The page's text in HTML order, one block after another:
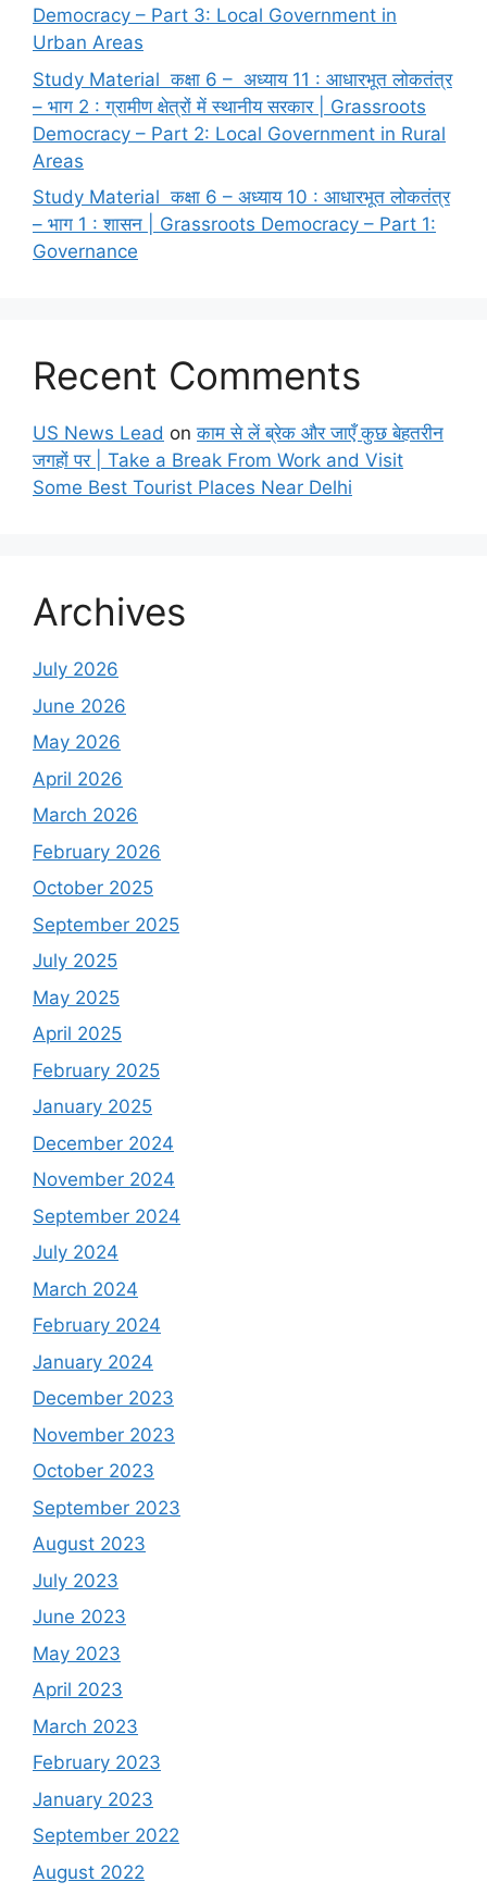
Democracy – Part 3: Local Government in
Urban Areas
Study Material कक्षा 6 – अध्याय 11 : आधारभूत लोकतंत्र
– भाग 2 : ग्रामीण क्षेत्रों में स्थानीय सरकार | Grassroots
Democracy – Part 2: Local Government in Rural
Areas
Study Material कक्षा 6 – अध्याय 10 : आधारभूत लोकतंत्र
– भाग 1 : शासन | Grassroots Democracy – Part 1:
Governance
Recent Comments
US News Lead onकाम से लें ब्रेक और जाएँ कुछ बेहतरीन
जगहों पर | Take a Break From Work and Visit
Some Best Tourist Places Near Delhi
Archives
July 2026
June 2026
May 2026
April 2026
March 2026
February 2026
October 2025
September 2025
July 2025
May 2025
April 2025
February 2025
January 2025
December 2024
November 2024
September 2024
July 2024
March 2024
February 2024
January 2024
December 2023
November 2023
October 2023
September 2023
August 2023
July 2023
June 2023
May 2023
April 2023
March 2023
February 2023
January 2023
September 2022
August 2022